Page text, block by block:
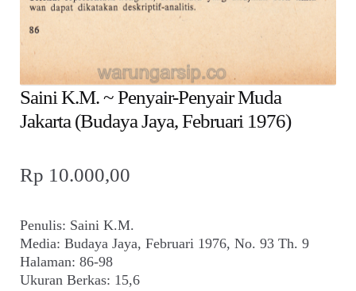
Saini K.M. ~ Penyair-Penyair Muda
Jakarta (Budaya Jaya, Februari 1976)
Rp 10.000,00
Penulis: Saini K.M.
Media: Budaya Jaya, Februari 1976, No. 93 Th. 9
Halaman: 86-98
Ukuran Berkas: 15,6